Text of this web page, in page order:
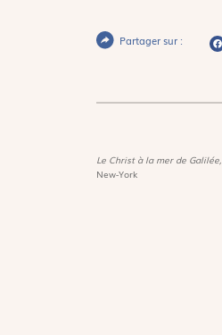
Partager sur :
Le Christ à la mer de Galilée,
New-York